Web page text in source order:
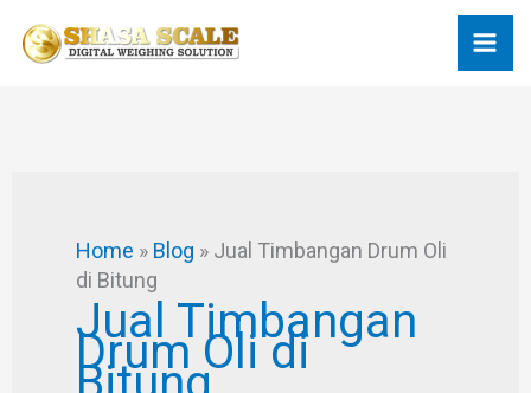
Home » Blog » Jual Timbangan Drum Oli
di Bitung
Jual Timbangan
Drum Oli di